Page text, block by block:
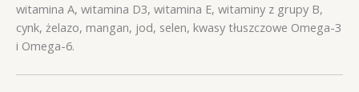
witamina A, witamina D3, witamina E, witaminy z grupy B,
cynk, żelazo, mangan, jod, selen, kwasy tłuszczowe Omega-3
i Omega-6.